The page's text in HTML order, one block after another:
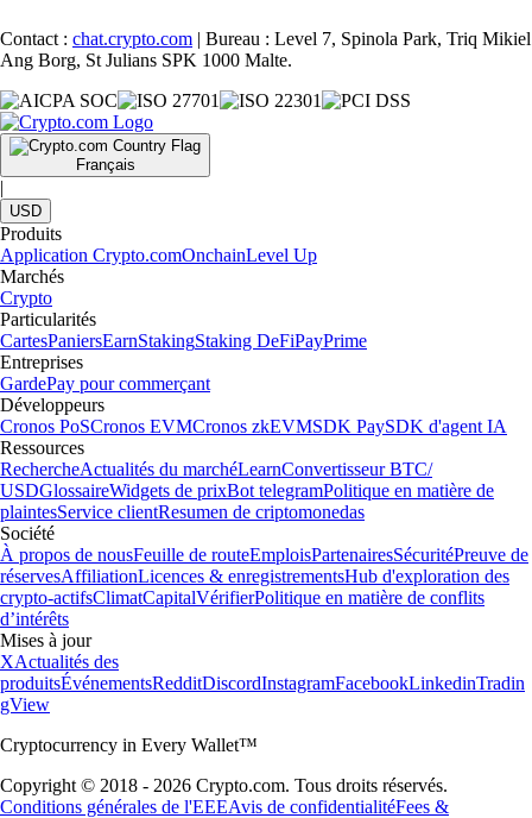
Contact : chat.crypto.com | Bureau : Level 7, Spinola Park, Triq Mikiel
Ang Borg, St Julians SPK 1000 Malte.
Français
|
USD
Produits
Application Crypto.comOnchainLevel Up
Marchés
Crypto
Particularités
CartesPaniersEarnStakingStaking DeFiPayPrime
Entreprises
GardePay pour commerçant
Développeurs
Cronos PoSCronos EVMCronos zkEVMSDK PaySDK d'agent IA
Ressources
RechercheActualités du marchéLearnConvertisseur BTC/
USDGlossaireWidgets de prixBot telegramPolitique en matière de
plaintesService clientResumen de criptomonedas
Société
À propos de nousFeuille de routeEmploisPartenairesSécuritéPreuve de
réservesAffiliationLicences & enregistrementsHub d'exploration des
crypto-actifsClimatCapitalVérifierPolitique en matière de conflits
d’intérêts
Mises à jour
XActualités des
produitsÉvénementsRedditDiscordInstagramFacebookLinkedinTradin
gView
Cryptocurrency in Every Wallet™
Copyright © 2018 - 2026 Crypto.com. Tous droits réservés.
Conditions générales de l'EEEAvis de confidentialitéFees &